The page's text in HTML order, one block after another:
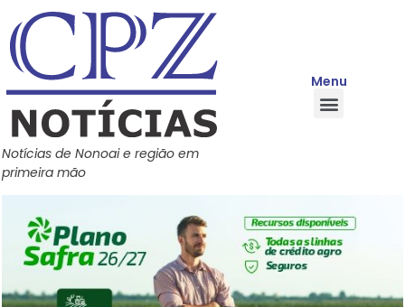
Notícias de Nonoai e região em
primeira mão
Menu